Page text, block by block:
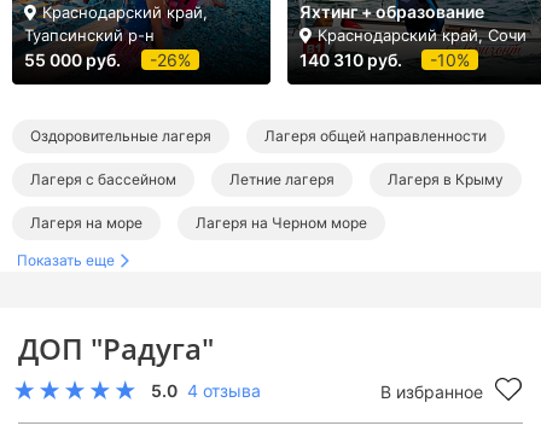
ДОП "Радуга"
5.0 4 отзыва В избранное
Краснодарский край,
Туапсинский р-н
55 000 руб. -26%
Яхтинг + образование
Краснодарский край, Сочи
140 310 руб. -10%
Оздоровительные лагеря Лагеря общей направленности
Лагеря с бассейном Летние лагеря Лагеря в Крыму
Лагеря на море Лагеря на Черном море
Оздоровительные лагеря в Крыму
Лагеря с бассейном в Крыму
Оздоровительные лагеря на море
Показать еще